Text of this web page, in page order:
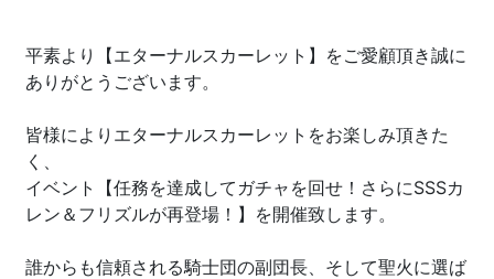
平素より【エターナルスカーレット】をご愛顧頂き誠に
ありがとうございます。
皆様によりエターナルスカーレットをお楽しみ頂きた
く、
イベント【任務を達成してガチャを回せ！さらにSSSカ
レン＆フリズルが再登場！】を開催致します。
誰からも信頼される騎士団の副団長、そして聖火に選ば